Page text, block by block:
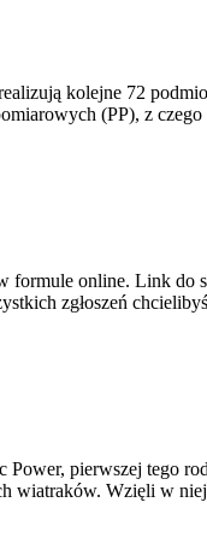
kolejne 72
(PP), z czego
formule online. Link do
zgłoszeń
pierwszej tego
wiatraków. Wzięli w